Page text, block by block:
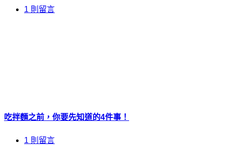
1 則留言
吃拌麵之前，你要先知道的4件事！
1 則留言